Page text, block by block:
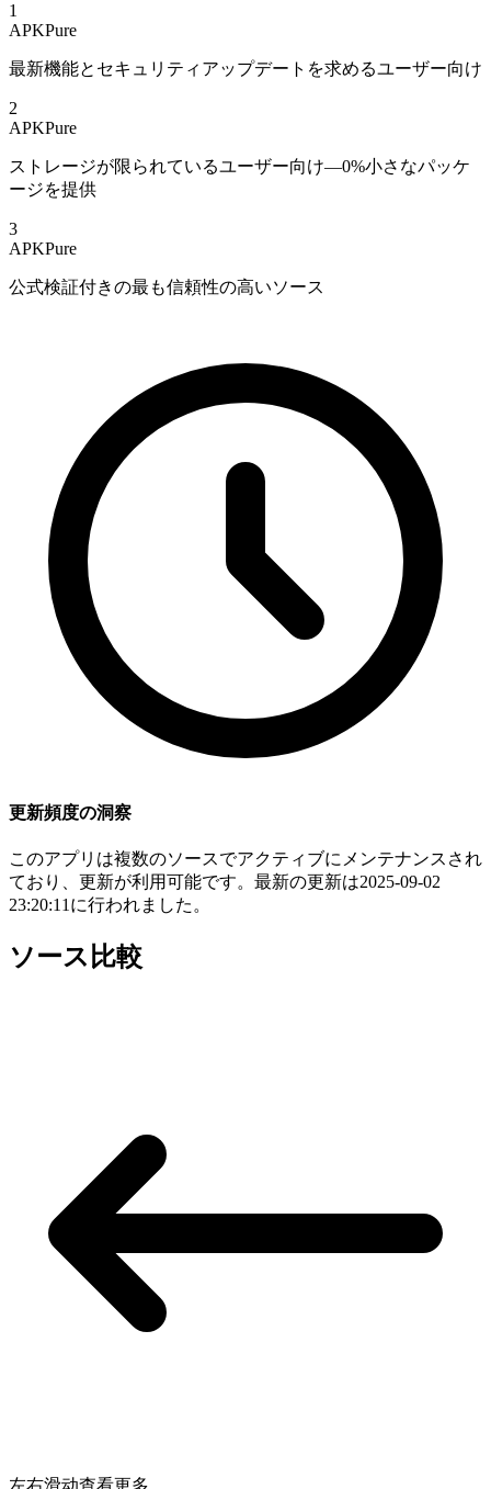
1
APKPure
最新機能とセキュリティアップデートを求めるユーザー向け
2
APKPure
ストレージが限られているユーザー向け—0%小さなパッケ
ージを提供
3
APKPure
公式検証付きの最も信頼性の高いソース
更新頻度の洞察
このアプリは複数のソースでアクティブにメンテナンスされ
ており、更新が利用可能です。最新の更新は2025-09-02
23:20:11に行われました。
ソース比較
左右滑动查看更多